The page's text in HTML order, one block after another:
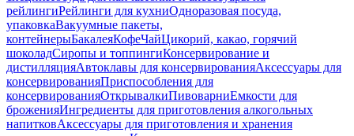
рейлингиРейлинги для кухниОдноразовая посуда,
упаковкаВакуумные пакеты,
контейнерыБакалеяКофеЧайЦикорий, какао, горячий
шоколадСиропы и топпингиКонсервирование и
дистилляцияАвтоклавы для консервированияАксессуары для
консервированияПриспособления для
консервированияОткрывалкиПивоварниЕмкости для
броженияИнгредиенты для приготовления алкогольных
напитковАксессуары для приготовления и хранения